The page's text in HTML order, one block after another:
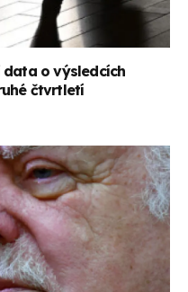
o výsledcích
čtvrtletí